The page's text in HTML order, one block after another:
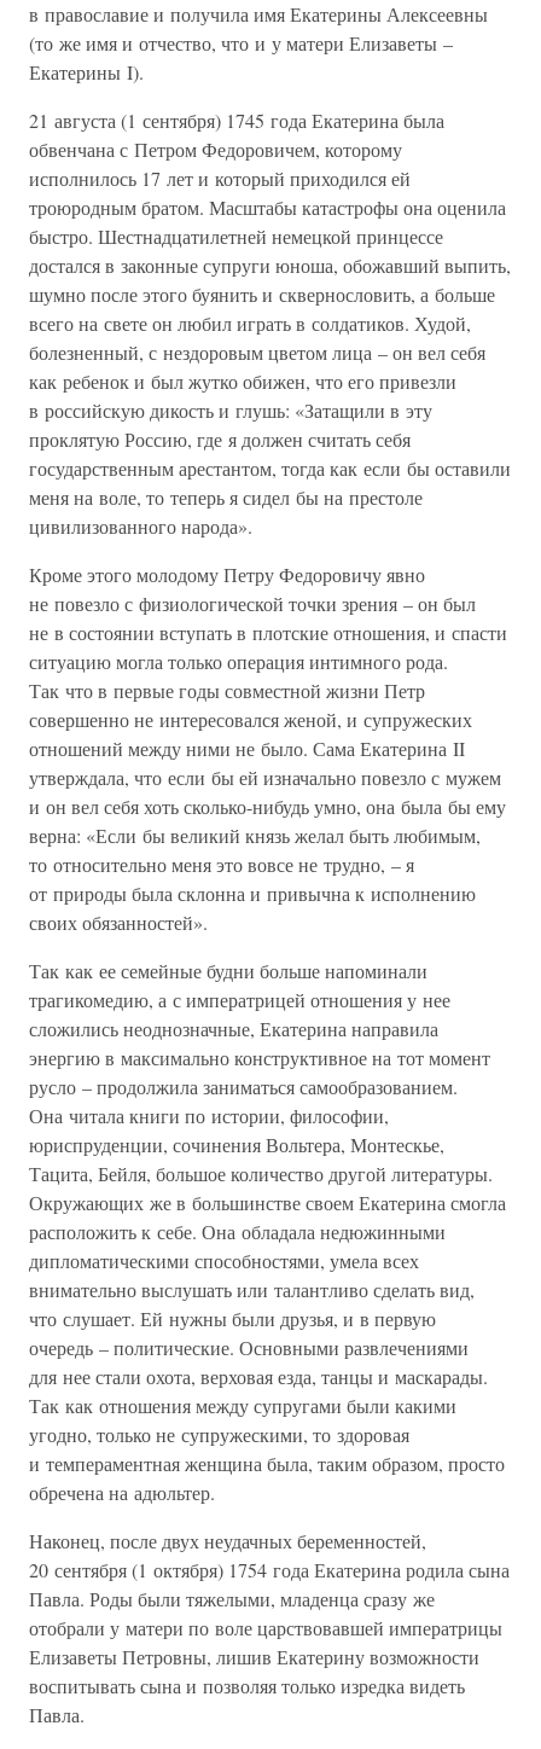
в православие и получила имя Екатерины Алексеевны
(то же имя и отчество, что и у матери Елизаветы –
Екатерины I).
21 августа (1 сентября) 1745 года Екатерина была
обвенчана с Петром Федоровичем, которому
исполнилось 17 лет и который приходился ей
троюродным братом. Масштабы катастрофы она оценила
быстро. Шестнадцатилетней немецкой принцессе
достался в законные супруги юноша, обожавший выпить,
шумно после этого буянить и сквернословить, а больше
всего на свете он любил играть в солдатиков. Худой,
болезненный, с нездоровым цветом лица – он вел себя
как ребенок и был жутко обижен, что его привезли
в российскую дикость и глушь: «Затащили в эту
проклятую Россию, где я должен считать себя
государственным арестантом, тогда как если бы оставили
меня на воле, то теперь я сидел бы на престоле
цивилизованного народа».
Кроме этого молодому Петру Федоровичу явно
не повезло с физиологической точки зрения – он был
не в состоянии вступать в плотские отношения, и спасти
ситуацию могла только операция интимного рода.
Так что в первые годы совместной жизни Петр
совершенно не интересовался женой, и супружеских
отношений между ними не было. Сама Екатерина II
утверждала, что если бы ей изначально повезло с мужем
и он вел себя хоть сколько-нибудь умно, она была бы ему
верна: «Если бы великий князь желал быть любимым,
то относительно меня это вовсе не трудно, – я
от природы была склонна и привычна к исполнению
своих обязанностей».
Так как ее семейные будни больше напоминали
трагикомедию, а с императрицей отношения у нее
сложились неоднозначные, Екатерина направила
энергию в максимально конструктивное на тот момент
русло – продолжила заниматься самообразованием.
Она читала книги по истории, философии,
юриспруденции, сочинения Вольтера, Монтескье,
Тацита, Бейля, большое количество другой литературы.
Окружающих же в большинстве своем Екатерина смогла
расположить к себе. Она обладала недюжинными
дипломатическими способностями, умела всех
внимательно выслушать или талантливо сделать вид,
что слушает. Ей нужны были друзья, и в первую
очередь – политические. Основными развлечениями
для нее стали охота, верховая езда, танцы и маскарады.
Так как отношения между супругами были какими
угодно, только не супружескими, то здоровая
и темпераментная женщина была, таким образом, просто
обречена на адюльтер.
Наконец, после двух неудачных беременностей,
20 сентября (1 октября) 1754 года Екатерина родила сына
Павла. Роды были тяжелыми, младенца сразу же
отобрали у матери по воле царствовавшей императрицы
Елизаветы Петровны, лишив Екатерину возможности
воспитывать сына и позволяя только изредка видеть
Павла.